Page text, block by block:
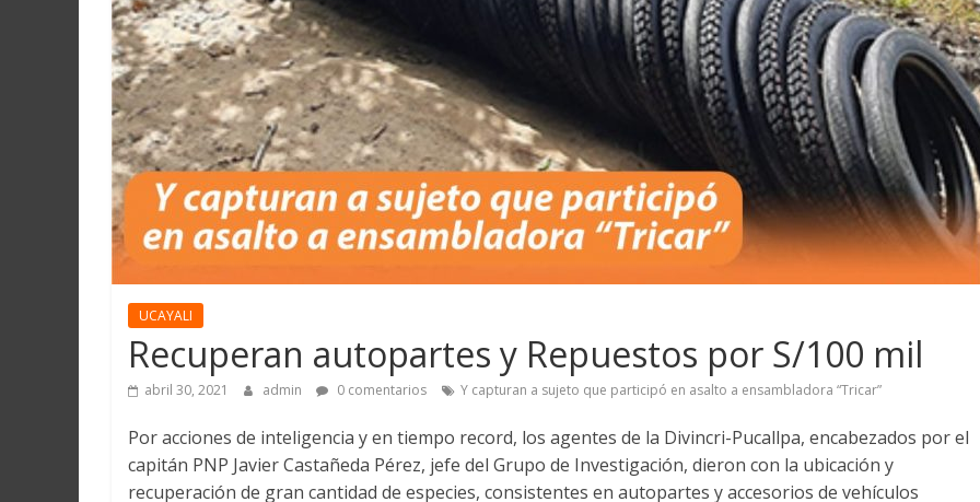
Martín
y
Loreto
UCAYALI
Recuperan autopartes y Repuestos por S/100 mil
abril 30, 2021 admin 0 comentarios Y capturan a sujeto que participó en asalto a ensambladora “Tricar”
Por acciones de inteligencia y en tiempo record, los agentes de la Divincri-Pucallpa, encabezados por el
capitán PNP Javier Castañeda Pérez, jefe del Grupo de Investigación, dieron con la ubicación y
recuperación de gran cantidad de especies, consistentes en autopartes y accesorios de vehículos